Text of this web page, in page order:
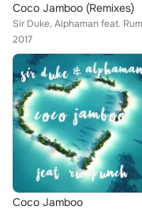
Coco Jamboo (Remixes)
2017
Coco Jamboo